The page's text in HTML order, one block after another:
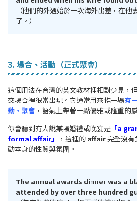
（他們的外遇始於一次海外出差，在他
了。）
3. 場合、活動（正式聚會）
這個用法在台灣的英文教材裡相對少見，
交場合裡很常出現。它通常用來指一場有
動、聚會 ，語氣上帶著一點優雅或隆重的
你會聽到有人說某場婚禮或晚宴是 「a
formal affair」
，這裡的 affair完全沒有
動本身的性質與氛圍。
The annual awards dinner was a
attended by over three hundred